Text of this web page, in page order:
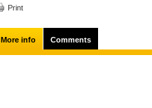
Print
More info Comments